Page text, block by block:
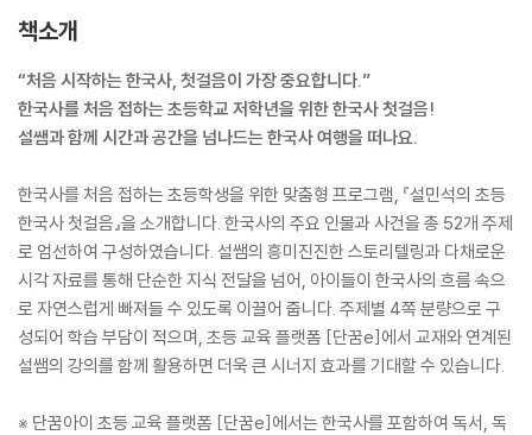
책소개
“처음 시작하는 한국사, 첫걸음이 가장 중요합니다.”
한국사를 처음 접하는 초등학교 저학년을 위한 한국사 첫걸음!
설쌤과 함께 시간과 공간을 넘나드는 한국사 여행을 떠나요.
한국사를 처음 접하는 초등학생을 위한 맞춤형 프로그램, 『설민석의 초등
한국사 첫걸음』을 소개합니다. 한국사의 주요 인물과 사건을 총 52개 주제
로 엄선하여 구성하였습니다. 설쌤의 흥미진진한 스토리텔링과 다채로운
시각 자료를 통해 단순한 지식 전달을 넘어, 아이들이 한국사의 흐름 속으
로 자연스럽게 빠져들 수 있도록 이끌어 줍니다. 주제별 4쪽 분량으로 구
성되어 학습 부담이 적으며, 초등 교육 플랫폼 [단꿈e]에서 교재와 연계된
설쌤의 강의를 함께 활용하면 더욱 큰 시너지 효과를 기대할 수 있습니다.
※ 단꿈아이 초등 교육 플랫폼 [단꿈e]에서는 한국사를 포함하여 독서, 독